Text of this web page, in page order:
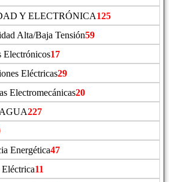
Y ELECTRÓNICA125
Alta/Baja Tensión59
Electrónicos17
Eléctricas29
Electromecánicas20
227
Energética47
11